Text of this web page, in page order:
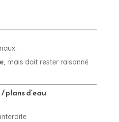
:
, mais doit rester raisonné
plans d’eau